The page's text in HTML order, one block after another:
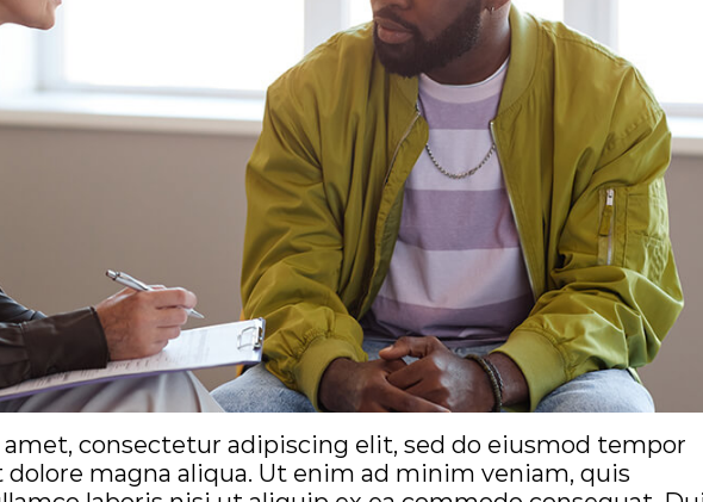
consectetur adipiscing elit, sed do eiusmod tempor
magna aliqua. Ut enim ad minim veniam, quis